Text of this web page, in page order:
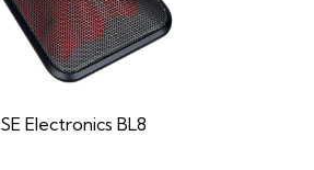
SE Electronics BL8